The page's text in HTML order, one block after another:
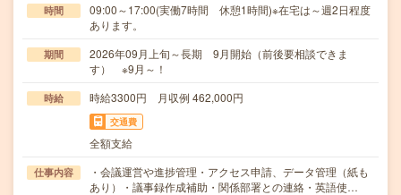
時間
09:00～17:00(実働7時間 休憩1時間)※在宅は～週2日程度
あります。
期間
2026年09月上旬～長期 9月開始（前後要相談できま
す） ※9月～！
時給 時給3300円 月収例 462,000円
交通費
全額支給
仕事内容
・会議運営や進捗管理・アクセス申請、データ管理（紙も
あり）・議事録作成補助・関係部署との連絡・英語使…